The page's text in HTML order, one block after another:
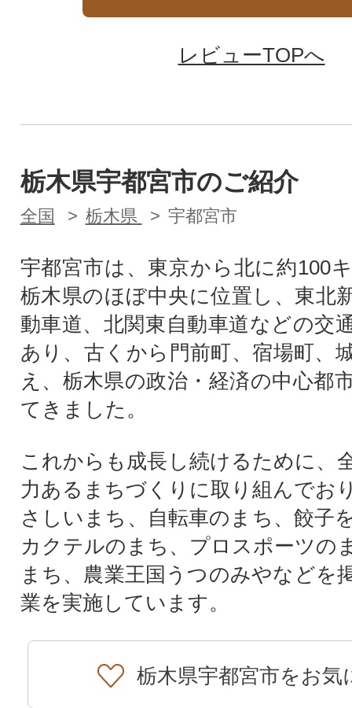
レビューTOPへ
栃木県宇都宮市のご紹介
全国 栃木県 宇都宮市
宇都宮市は、東京から北に約100
栃木県のほぼ中央に位置し、東北
動車道、北関東自動車道などの交
あり、古くから門前町、宿場町、
え、栃木県の政治・経済の中心都
てきました。
これからも成長し続けるために、
力あるまちづくりに取り組んでお
さしいまち、自転車のまち、餃子
カクテルのまち、プロスポーツの
まち、農業王国うつのみやなどを
業を実施しています。
栃木県宇都宮市をお気